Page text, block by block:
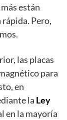
están
Pero,
las placas
para
en
la Ley
en la mayoría